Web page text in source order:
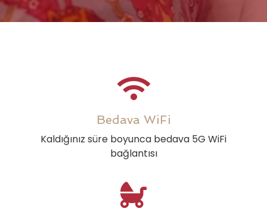
Bedava WiFi
Kaldığınız süre boyunca bedava 5G WiFi
bağlantısı